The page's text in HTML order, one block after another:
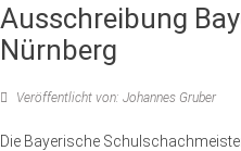
Ausschreibung
Nürnberg
Veröffentlicht von: Johannes Gruber
Die Bayerische